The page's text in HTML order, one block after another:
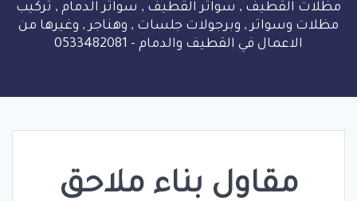
مظلات القطيف , سواتر القطيف , سواتر الدمام , تركيب
مظلات وسواتر , وبرجولات جلسات , وهناجر , وغيرها من
الاعمال في القطيف والدمام - 0533482081
مقاول بناء ملاحق